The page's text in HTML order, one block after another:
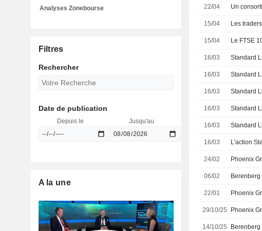
22/04
15/04 Les
15/04
16/03
16/03
16/03
16/03
16/03
16/03
24/02 Phoenix
06/02
22/01
29/10/25
14/10/25
Analyses Zonebourse
Filtres
Rechercher
Date de publication
Depuis le Jusqu'au
A la une